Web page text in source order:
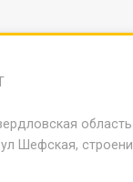
область
ул Шефская,